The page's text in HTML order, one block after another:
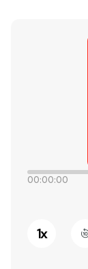
00:00:00
1x